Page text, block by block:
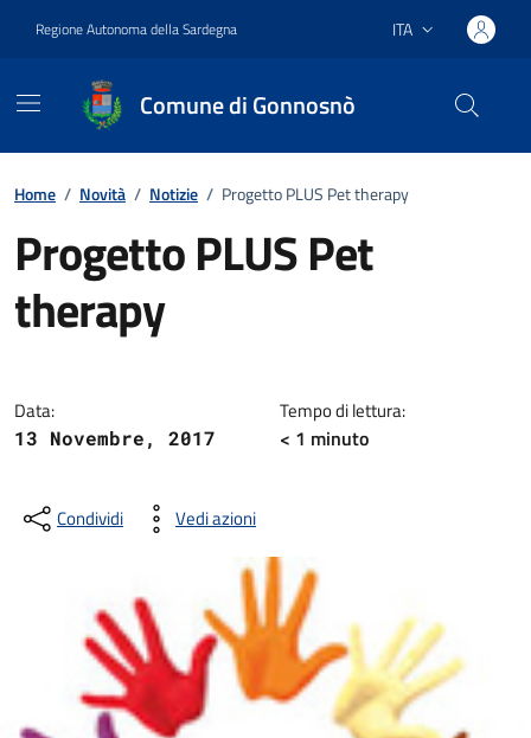
Regione Autonoma della Sardegna Lingua attiva:
ITA
Comune di Gonnosnò
Home / Novità / Notizie / Progetto PLUS Pet therapy
Progetto PLUS Pet
therapy
Data:
13 Novembre, 2017
Tempo di lettura:
< 1 minuto
Condividi Vedi azioni